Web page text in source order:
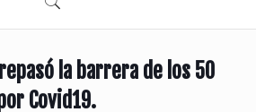
la barrera de los 50
Covid19.